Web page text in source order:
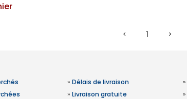
1
» Délais de livraison
» Livraison gratuite
»
»